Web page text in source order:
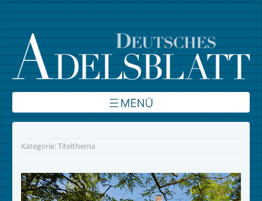
Über uns
Verbände
Kategorie:Titelthema